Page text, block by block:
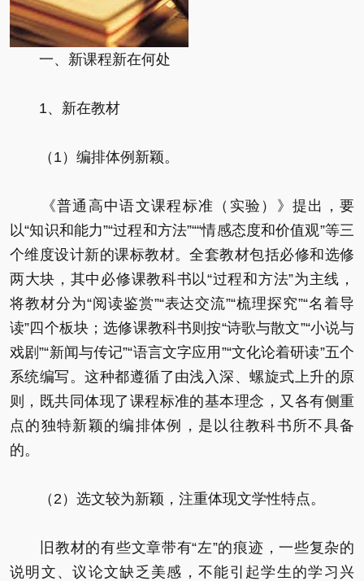
一、新课程新在何处
1、新在教材
（1）编排体例新颖。
《普通高中语文课程标准（实验）》提出，要
以“知识和能力”“过程和方法”““情感态度和价值观”等三
个维度设计新的课标教材。全套教材包括必修和选修
两大块，其中必修课教科书以“过程和方法”为主线，
将教材分为“阅读鉴赏”“表达交流”“梳理探究”“名着导
读”四个板块；选修课教科书则按“诗歌与散文”“小说与
戏剧”“新闻与传记”“语言文字应用”“文化论着研读”五个
系统编写。这种都遵循了由浅入深、螺旋式上升的原
则，既共同体现了课程标准的基本理念，又各有侧重
点的独特新颖的编排体例，是以往教科书所不具备
的。
（2）选文较为新颖，注重体现文学性特点。
旧教材的有些文章带有“左”的痕迹，一些复杂的
说明文、议论文缺乏美感，不能引起学生的学习兴